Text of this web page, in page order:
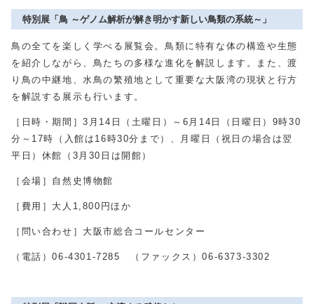
特別展「鳥 ～ゲノム解析が解き明かす新しい鳥類の系統～」
鳥の全てを楽しく学べる展覧会。鳥類に特有な体の構造や生態
を紹介しながら、鳥たちの多様な進化を解説します。また、渡
り鳥の中継地、水鳥の繁殖地として重要な大阪湾の現状と行方
を解説する展示も行います。
［日時・期間］3 月 14 日（土曜日）～ 6 月 14 日（日曜日）9時30
分～ 17時（入館は 16 時30分まで）、月曜日（祝日の場合は翌
平日）休館（ 3 月 30 日は開館）
［会場］自然史博物館
［費用］大人 1,800 円ほか
［問い合わせ］大阪市総合コールセンター
（電話）06-4301-7285 （ファックス）06-6373-3302